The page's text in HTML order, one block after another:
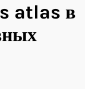
atlas в